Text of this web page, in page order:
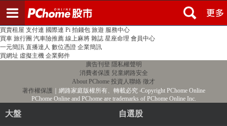
PChome首頁 線上購物 24h購物 書店
買賣租屋 支付連 國際連 Pi 拍錢包 旅遊 服務中心
買車 旅行團 汽車險推薦 線上麻將 雜誌 星座命理 會員中心
一元簡訊 直播達人 數位憑證 企業簡訊
買網址 虛擬主機 企業郵件
廣告刊登 隱私權聲明
消費者保護 兒童網路安全
About PChome 投資人聯絡 徵才
著作權保護 ｜網路家庭版權所有、轉載必究‧Copyright PChome Online
PChome Online and PChome are trademarks of PChome Online Inc.
大盤 自選股